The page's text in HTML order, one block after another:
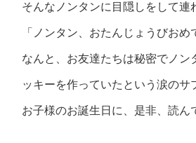
そんなノンタンに目隠しをして連
「ノンタン、おたんじょうびおめ
なんと、お友達たちは秘密でノン
ッキーを作っていたという涙のサ
お子様のお誕生日に、是非、読ん